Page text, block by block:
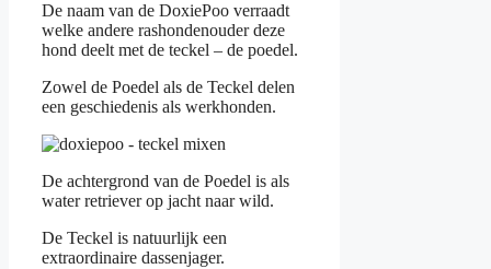
De naam van de DoxiePoo verraadt
welke andere rashondenouder deze
hond deelt met de teckel – de poedel.
Zowel de Poedel als de Teckel delen
een geschiedenis als werkhonden.
De achtergrond van de Poedel is als
water retriever op jacht naar wild.
De Teckel is natuurlijk een
extraordinaire dassenjager.